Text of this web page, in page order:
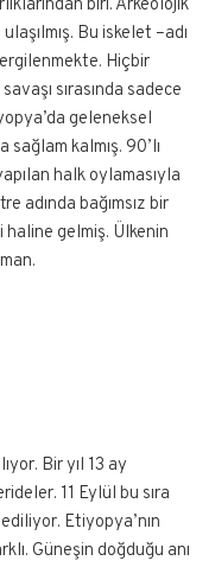
biri. Arkeolojik
Bu iskelet –adı
Hiçbir
sırasında sadece
geleneksel
kalmış. 90’lı
halk oylamasıyla
adında bağımsız bir
gelmiş. Ülkenin
Bir yıl 13 ay
11 Eylül bu sıra
Etiyopya’nın
Güneşin doğduğu anı